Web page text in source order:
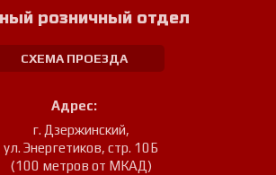
розничный отдел
СХЕМА ПРОЕЗДА
Адрес:
г. Дзержинский,
ул. Энергетиков, стр. 10Б
(100 метров от МКАД)